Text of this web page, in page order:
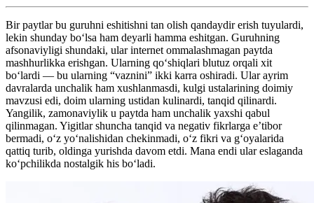
Bir paytlar bu guruhni eshitishni tan olish qandaydir erish tuyulardi,
lekin shunday boʻlsa ham deyarli hamma eshitgan. Guruhning
afsonaviyligi shundaki, ular internet ommalashmagan paytda
mashhurlikka erishgan. Ularning qoʻshiqlari blutuz orqali xit
boʻlardi — bu ularning “vaznini” ikki karra oshiradi. Ular ayrim
davralarda unchalik ham xushlanmasdi, kulgi ustalarining doimiy
mavzusi edi, doim ularning ustidan kulinardi, tanqid qilinardi.
Yangilik, zamonaviylik u paytda ham unchalik yaxshi qabul
qilinmagan. Yigitlar shuncha tanqid va negativ fikrlarga e’tibor
bermadi, oʻz yoʻnalishidan chekinmadi, oʻz fikri va gʻoyalarida
qattiq turib, oldinga yurishda davom etdi. Mana endi ular eslaganda
koʻpchilikda nostalgik his boʻladi.